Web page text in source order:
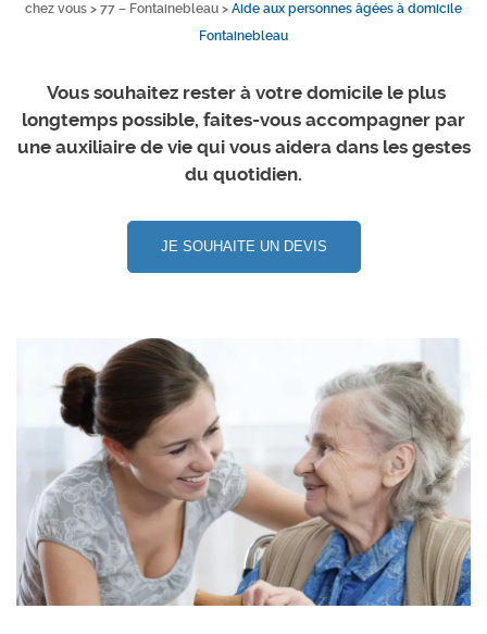
chez vous > 77 – Fontainebleau > Aide aux personnes âgées à domicile
Fontainebleau
Vous souhaitez rester à votre domicile le plus
longtemps possible, faites-vous accompagner par
une auxiliaire de vie qui vous aidera dans les gestes
du quotidien.
JE SOUHAITE UN DEVIS